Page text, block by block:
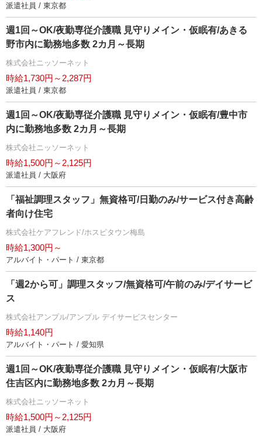
派遣社員 / 東京都
週1回～OK/夜勤専従介護職 見守りメイン・仮眠有/あきる
野市内に勤務地多数 2カ月～長期
株式会社ニッソーネット
時給1,730円～2,287円
派遣社員 / 東京都
週1回～OK/夜勤専従介護職 見守りメイン・仮眠有/豊中市
内に勤務地多数 2カ月～長期
株式会社ニッソーネット
時給1,500円～2,125円
派遣社員 / 大阪府
「福祉調理スタッフ」無資格可/日勤のみ/サービス付き高齢
者向け住宅
株式会社ケアフレンド/ホスピタウン梅島
時給1,300円～
アルバイト・パート / 東京都
「週2から可」調理スタッフ/無資格可/午前のみ/デイサービ
ス
株式会社アンプル/アンプル デイサービスセンター
時給1,140円
アルバイト・パート / 愛知県
週1回～OK/夜勤専従介護職 見守りメイン・仮眠有/大阪市
住吉区内に勤務地多数 2カ月～長期
株式会社ニッソーネット
時給1,500円～2,125円
派遣社員 / 大阪府